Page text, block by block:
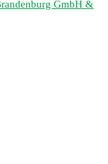
GmbH &